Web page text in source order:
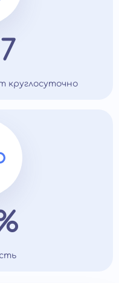
круглосуточно